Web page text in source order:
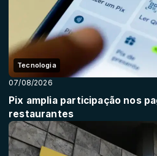
Tecnologia
07/08/2026
Pix amplia participação nos
restaurantes